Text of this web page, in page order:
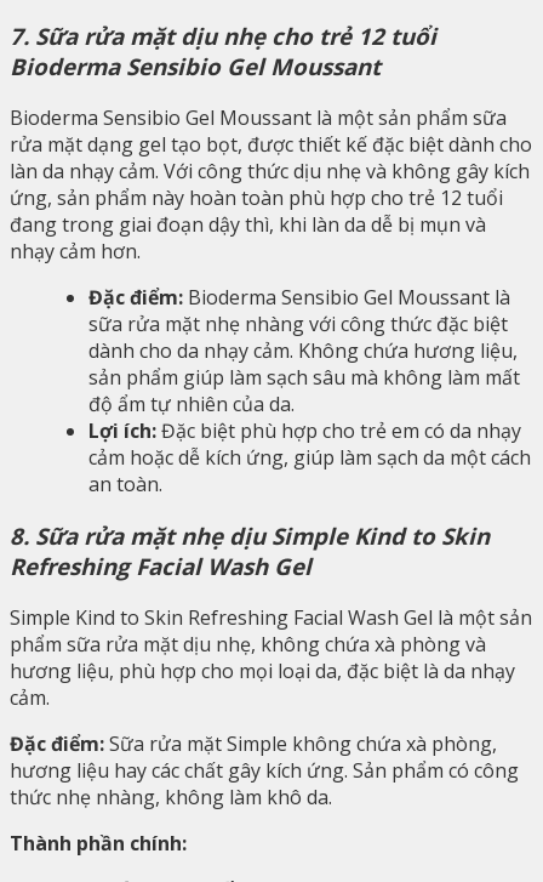
7. Sữa rửa mặt dịu nhẹ cho trẻ 12 tuổi
Bioderma Sensibio Gel Moussant
Bioderma Sensibio Gel Moussant là một sản phẩm sữa
rửa mặt dạng gel tạo bọt, được thiết kế đặc biệt dành cho
làn da nhạy cảm. Với công thức dịu nhẹ và không gây kích
ứng, sản phẩm này hoàn toàn phù hợp cho trẻ 12 tuổi
đang trong giai đoạn dậy thì, khi làn da dễ bị mụn và
nhạy cảm hơn.
Đặc điểm: Bioderma Sensibio Gel Moussant là
sữa rửa mặt nhẹ nhàng với công thức đặc biệt
dành cho da nhạy cảm. Không chứa hương liệu,
sản phẩm giúp làm sạch sâu mà không làm mất
độ ẩm tự nhiên của da.
Lợi ích:Đặc biệt phù hợp cho trẻ em có da nhạy
cảm hoặc dễ kích ứng, giúp làm sạch da một cách
an toàn.
8. Sữa rửa mặt nhẹ dịu Simple Kind to Skin
Refreshing Facial Wash Gel
Simple Kind to Skin Refreshing Facial Wash Gel là một sản
phẩm sữa rửa mặt dịu nhẹ, không chứa xà phòng và
hương liệu, phù hợp cho mọi loại da, đặc biệt là da nhạy
cảm.
Đặc điểm:Sữa rửa mặt Simple không chứa xà phòng,
hương liệu hay các chất gây kích ứng. Sản phẩm có công
thức nhẹ nhàng, không làm khô da.
Thành phần chính: